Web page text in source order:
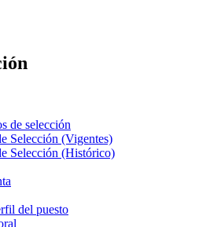
de selección
Selección (Vigentes)
Selección (Histórico)
del puesto